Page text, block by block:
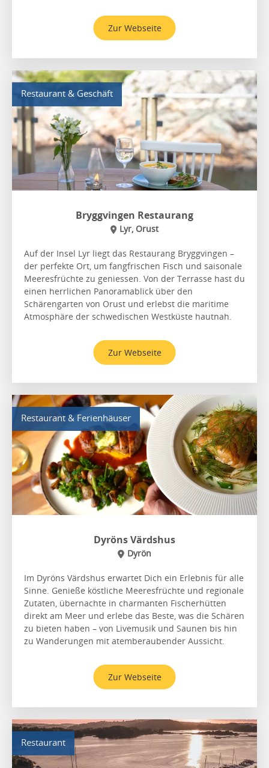
Zur Webseite
Restaurant & Geschäft
Bryggvingen Restaurang
Lyr, Orust
Auf der Insel Lyr liegt das Restaurang Bryggvingen –
der perfekte Ort, um fangfrischen Fisch und saisonale
Meeresfrüchte zu geniessen. Von der Terrasse hast du
einen herrlichen Panoramablick über den
Schärengarten von Orust und erlebst die maritime
Atmosphäre der schwedischen Westküste hautnah.
Zur Webseite
Restaurant & Ferienhäuser
Dyröns Värdshus
Dyrön
Im Dyröns Värdshus erwartet Dich ein Erlebnis für alle
Sinne. Genieße köstliche Meeresfrüchte und regionale
Zutaten, übernachte in charmanten Fischerhütten
direkt am Meer und erlebe das Beste, was die Schären
zu bieten haben – von Livemusik und Saunen bis hin
zu Wanderungen mit atemberaubender Aussicht.
Zur Webseite
Restaurant